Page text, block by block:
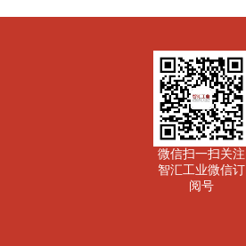
微信扫一扫关注
智汇工业微信订
阅号